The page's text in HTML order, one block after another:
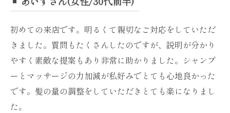
初めての来店です。明るくて親切なご対応をしていただ
きました。質問もたくさんしたのですが、説明が分かり
やすく素敵な提案もあり非常に助かりました。シャンプ
ーとマッサージの力加減が私好みでとても心地良かった
です。髪の量の調整をしていただきとても楽になりまし
た。